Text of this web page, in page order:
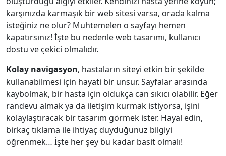
karşınızda karmaşık bir web sitesi varsa, orada kalma
isteğiniz ne olur? Muhtemelen o sayfayı hemen
kapatırsınız! İşte bu nedenle web tasarımı, kullanıcı
dostu ve çekici olmalıdır.
Kolay navigasyon, hastaların siteyi etkin bir şekilde
kullanabilmesi için hayati bir unsur. Sayfalar arasında
kaybolmak, bir hasta için oldukça can sıkıcı olabilir. Eğer
randevu almak ya da iletişim kurmak istiyorsa, işini
kolaylaştıracak bir tasarım görmek ister. Hayal edin,
birkaç tıklama ile ihtiyaç duyduğunuz bilgiyi
öğrenmek… İşte her şey bu kadar basit olmalı!